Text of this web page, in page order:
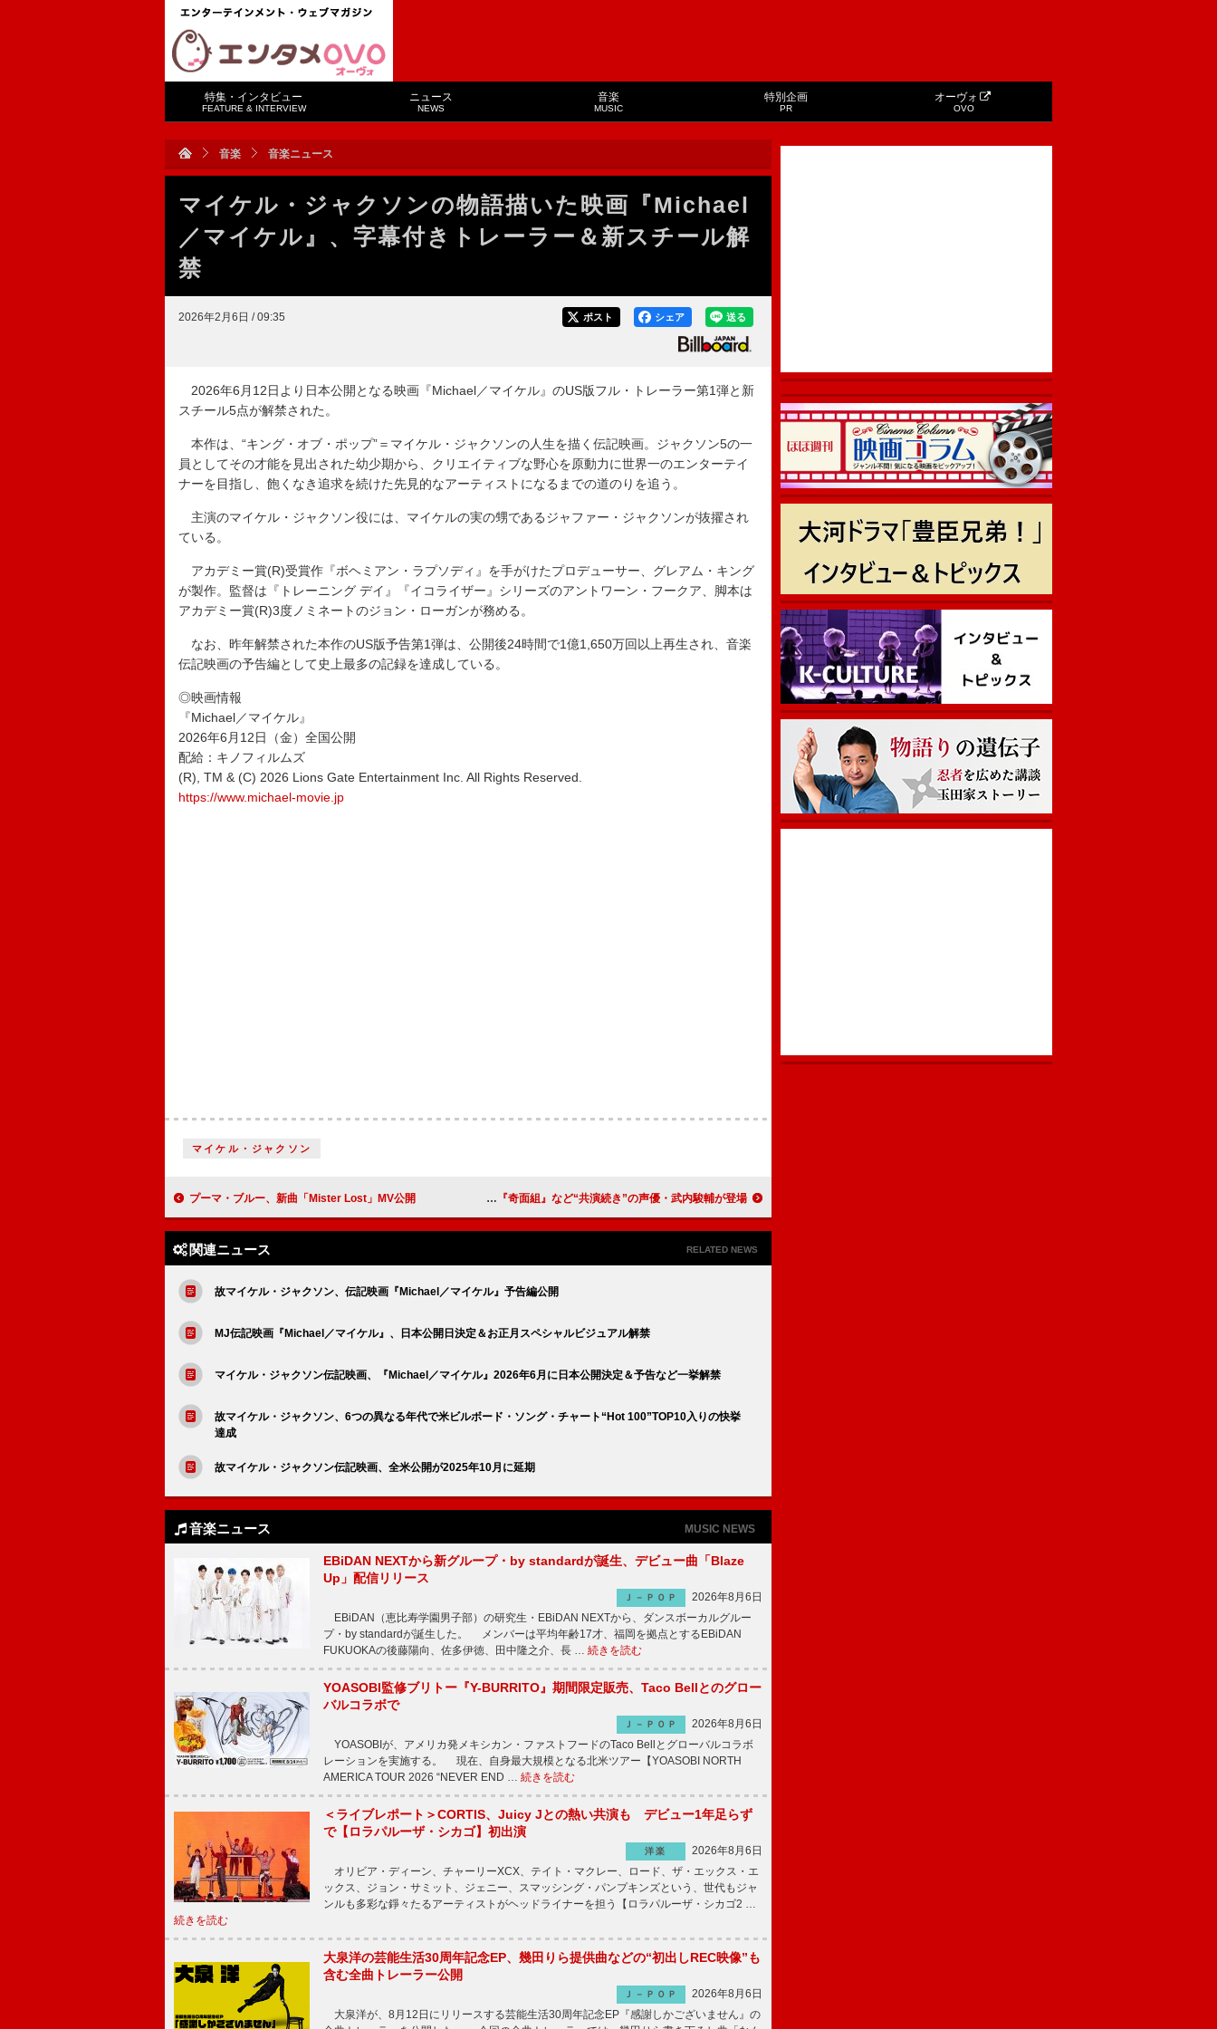
特集・インタビュー
FEATURE & INTERVIEW
ニュース
NEWS
音楽
MUSIC
特別企画
PR
オーヴォ
OVO
音楽 音楽ニュース
マイケル・ジャクソンの物語描いた映画『Michael
／マイケル』、字幕付きトレーラー＆新スチール解
禁
2026年2月6日 / 09:35 送る
シェア
ポスト
2026年6月12日より日本公開となる映画『Michael／マイケル』のUS版フル・トレーラー第1弾と新
スチール5点が解禁された。
本作は、“キング・オブ・ポップ”＝マイケル・ジャクソンの人生を描く伝記映画。ジャクソン5の一
員としてその才能を見出された幼少期から、クリエイティブな野心を原動力に世界一のエンターテイ
ナーを目指し、飽くなき追求を続けた先見的なアーティストになるまでの道のりを追う。
主演のマイケル・ジャクソン役には、マイケルの実の甥であるジャファー・ジャクソンが抜擢され
ている。
アカデミー賞(R)受賞作『ボヘミアン・ラプソディ』を手がけたプロデューサー、グレアム・キング
が製作。監督は『トレーニング デイ』『イコライザー』シリーズのアントワーン・フークア、脚本は
アカデミー賞(R)3度ノミネートのジョン・ローガンが務める。
なお、昨年解禁された本作のUS版予告第1弾は、公開後24時間で1億1,650万回以上再生され、音楽
伝記映画の予告編として史上最多の記録を達成している。
◎映画情報
『Michael／マイケル』
2026年6月12日（金）全国公開
配給：キノフィルムズ
(R), TM & (C) 2026 Lions Gate Entertainment Inc. All Rights Reserved.
https://www.michael-movie.jp
マイケル・ジャクソン
プーマ・ブルー、新曲「Mister Lost」MV公開 Snow Man佐久間大介のラジオ『マテムり』、アニメ『奇面組』など“共演続き”の声優・武内駿輔が登場
関連ニュース RELATED NEWS
故マイケル・ジャクソン、伝記映画『Michael／マイケル』予告編公開
MJ伝記映画『Michael／マイケル』、日本公開日決定＆お正月スペシャルビジュアル解禁
マイケル・ジャクソン伝記映画、『Michael／マイケル』2026年6月に日本公開決定＆予告など一挙解禁
故マイケル・ジャクソン、6つの異なる年代で米ビルボード・ソング・チャート“Hot 100”TOP10入りの快挙
達成
故マイケル・ジャクソン伝記映画、全米公開が2025年10月に延期
音楽ニュース MUSIC NEWS
EBiDAN NEXTから新グループ・by standardが誕生、デビュー曲「Blaze
Up」配信リリース
Ｊ－ＰＯＰ
2026年8月6日
EBiDAN（恵比寿学園男子部）の研究生・EBiDAN NEXTから、ダンスボーカルグルー
プ・by standardが誕生した。 メンバーは平均年齢17才、福岡を拠点とするEBiDAN
FUKUOKAの後藤陽向、佐多伊徳、田中隆之介、長 … 続きを読む
YOASOBI監修ブリトー『Y-BURRITO』期間限定販売、Taco Bellとのグロー
バルコラボで
Ｊ－ＰＯＰ
2026年8月6日
YOASOBIが、アメリカ発メキシカン・ファストフードのTaco Bellとグローバルコラボ
レーションを実施する。 現在、自身最大規模となる北米ツアー【YOASOBI NORTH
AMERICA TOUR 2026 “NEVER END … 続きを読む
＜ライブレポート＞CORTIS、Juicy Jとの熱い共演も デビュー1年足らず
で【ロラパルーザ・シカゴ】初出演
洋楽
2026年8月6日
オリビア・ディーン、チャーリーXCX、テイト・マクレー、ロード、ザ・エックス・エ
ックス、ジョン・サミット、ジェニー、スマッシング・パンプキンズという、世代もジャ
ンルも多彩な錚々たるアーティストがヘッドライナーを担う【ロラパルーザ・シカゴ2 …
続きを読む
大泉洋の芸能生活30周年記念EP、幾田りら提供曲などの“初出しREC映像”も
含む全曲トレーラー公開
Ｊ－ＰＯＰ
2026年8月6日
大泉洋が、8月12日にリリースする芸能生活30周年記念EP『感謝しかございません』の